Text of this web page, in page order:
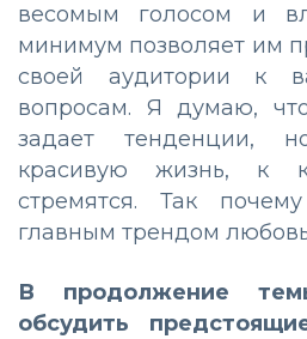
весомым голосом и
минимум позволяет им
своей аудитории к
вопросам. Я думаю,
задает тенденции,
красивую жизнь, к
стремятся. Так
главным трендом
В продолжение
обсудить